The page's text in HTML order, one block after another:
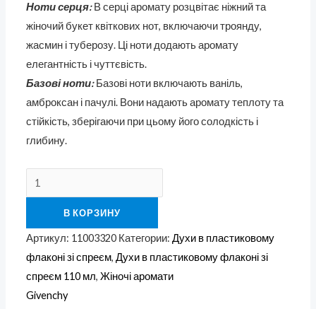
Ноти серця:В серці аромату розцвітає ніжний та
жіночий букет квіткових нот, включаючи троянду,
жасмин і туберозу. Ці ноти додають аромату
елегантність і чуттєвість.
Базові ноти:Базові ноти включають ваніль,
амброксан і пачулі. Вони надають аромату теплоту та
стійкість, зберігаючи при цьому його солодкість і
глибину.
В КОРЗИНУ
Артикул: 11003320 Категории:Духи в пластиковому
флаконі зі спреєм,Духи в пластиковому флаконі зі
спреєм 110 мл,Жіночі аромати
Givenchy